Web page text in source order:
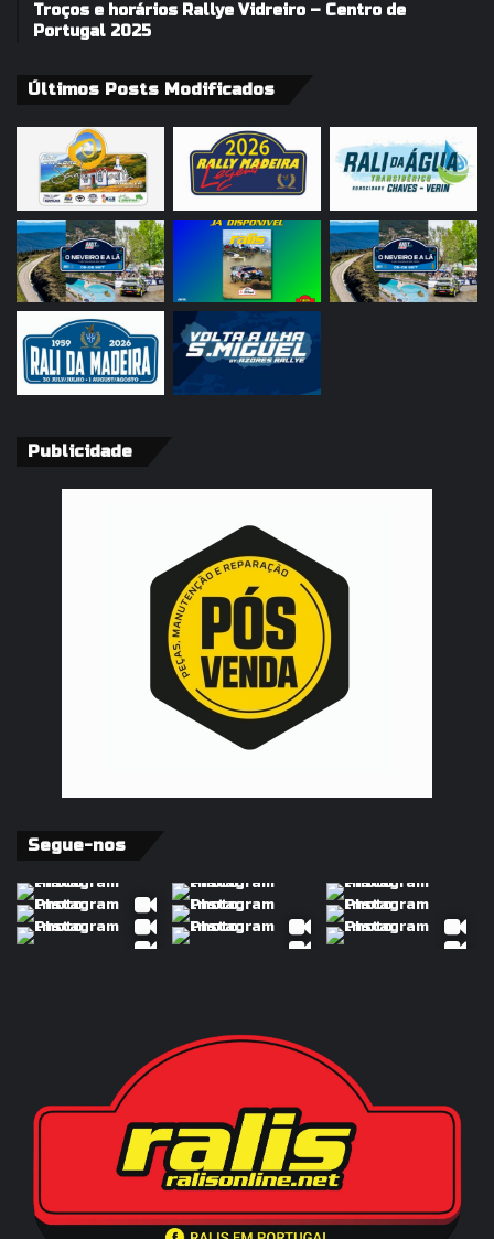
Troços e horários Rallye Vidreiro – Centro de
Portugal 2025
Últimos Posts Modificados
Publicidade
Segue-nos